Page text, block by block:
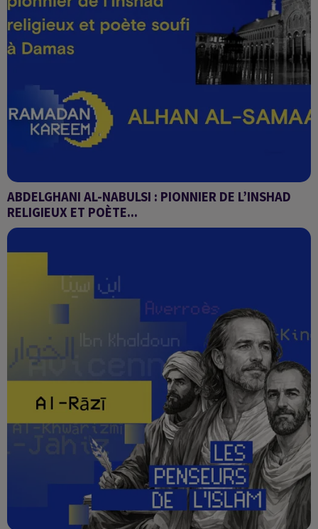
ABDELGHANI AL-NABULSI : PIONNIER DE L’INSHAD
RELIGIEUX ET POÈTE...
Alhan Al-Samaa